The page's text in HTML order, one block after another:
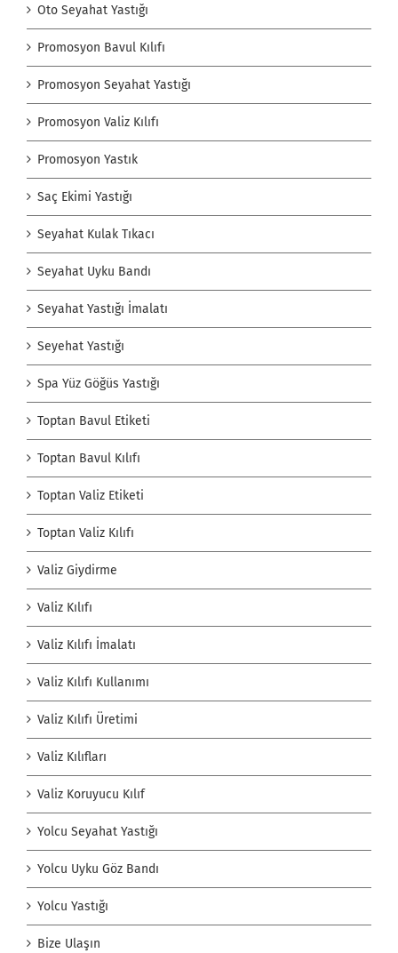
Oto Seyahat Yastığı
Promosyon Bavul Kılıfı
Promosyon Seyahat Yastığı
Promosyon Valiz Kılıfı
Promosyon Yastık
Saç Ekimi Yastığı
Seyahat Kulak Tıkacı
Seyahat Uyku Bandı
Seyahat Yastığı İmalatı
Seyehat Yastığı
Spa Yüz Göğüs Yastığı
Toptan Bavul Etiketi
Toptan Bavul Kılıfı
Toptan Valiz Etiketi
Toptan Valiz Kılıfı
Valiz Giydirme
Valiz Kılıfı
Valiz Kılıfı İmalatı
Valiz Kılıfı Kullanımı
Valiz Kılıfı Üretimi
Valiz Kılıfları
Valiz Koruyucu Kılıf
Yolcu Seyahat Yastığı
Yolcu Uyku Göz Bandı
Yolcu Yastığı
Bize Ulaşın